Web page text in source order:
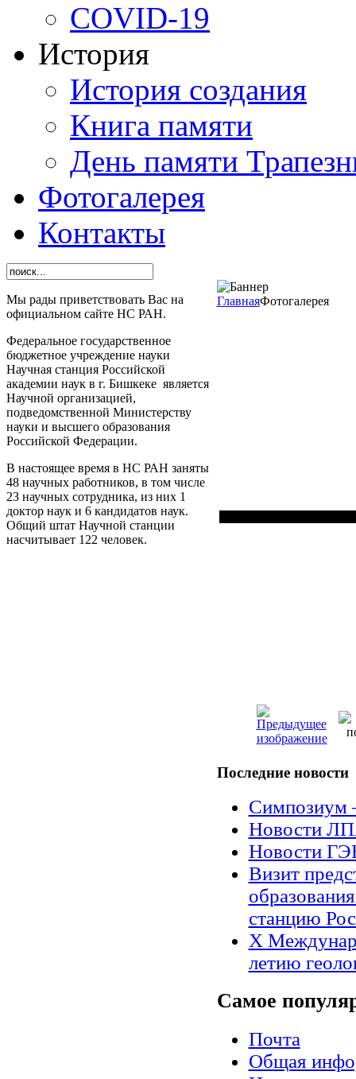
СОVID-19
История
История создания
Книга памяти
День памяти
Фотогалерея
Контакты
Мы рады приветствовать Вас на
официальном сайте НС РАН.
Федеральное государственное
бюджетное учреждение науки
Научная станция Российской
академии наук в г. Бишкеке является
Научной организацией,
подведомственной Министерству
науки и высшего образования
Российской Федерации.
В настоящее время в НС РАН заняты
48 научных работников, в том числе
23 научных сотрудника, из них 1
доктор наук и 6 кандидатов наук.
Общий штат Научной станции
насчитывает 122 человек.
ГлавнаяФотогалерея
Последниеновости
Симпозиум
Новости
Новости
Визит
станцию
X
летию
Самое
Почта
Общая